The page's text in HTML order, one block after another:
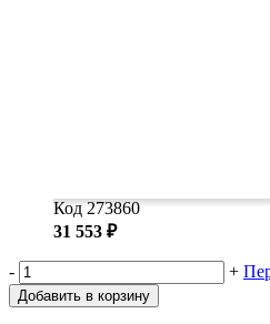
Код 273860
31 553 ₽
- +
Добавить в корзину